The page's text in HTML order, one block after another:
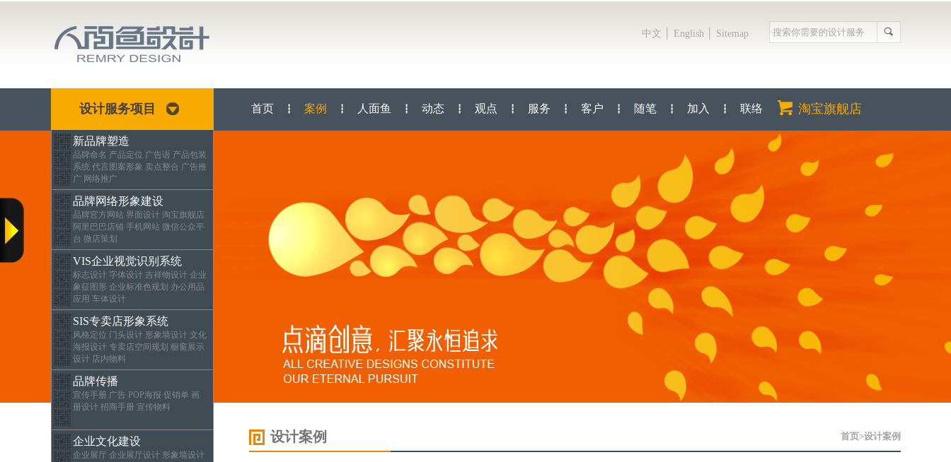
中文 English Sitemap
设计服务项目
新品牌塑造
品牌命名 产品定位 广告语 产品包装
系统 代言图案形象 卖点整合 广告推
广 网络推广
品牌网络形象建设
品牌官方网站 界面设计 淘宝旗舰店
阿里巴巴店铺 手机网站 微信公众平
台 微店策划
VIS企业视觉识别系统
标志设计 字体设计 吉祥物设计 企业
象征图形 企业标准色规划 办公用品
应用 车体设计
SIS专卖店形象系统
风格定位 门头设计 形象墙设计 文化
海报设计 专卖店空间规划 橱窗展示
设计 店内物料
品牌传播
宣传手册 广告 POP海报 促销单 画
册设计 招商手册 宣传物料
企业文化建设
企业展厅 企业展厅设计 形象墙设计
首页 ┇ 案例 ┇ 人面鱼 ┇ 动态 ┇ 观点 ┇ 服务 ┇ 客户 ┇ 随笔 ┇ 加入 ┇ 联络 淘宝旗舰店
设计案例 首页>设计案例